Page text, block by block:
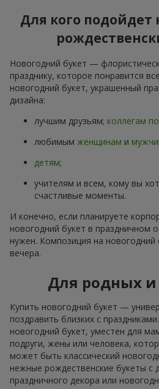
Для кого подойдет
Новогодний букет —
празднику, которое понравится
новогодний букет, украшенный
дизайна:
лучшим друзьям; коллегам
любимым женщинам и
детям;
учителям и всем, кому вы
счастливые моменты.
И конечно, если планируете
новогодний букет в праздничном
нужен. Композиция на новогодний
вечера.
Для родных и
Купить новогодний букет —
поздравить близких с
новогодний букет, уместен для
подруги, жены или человека,
может быть классический
нежные рождественские букеты с
праздничного декора или